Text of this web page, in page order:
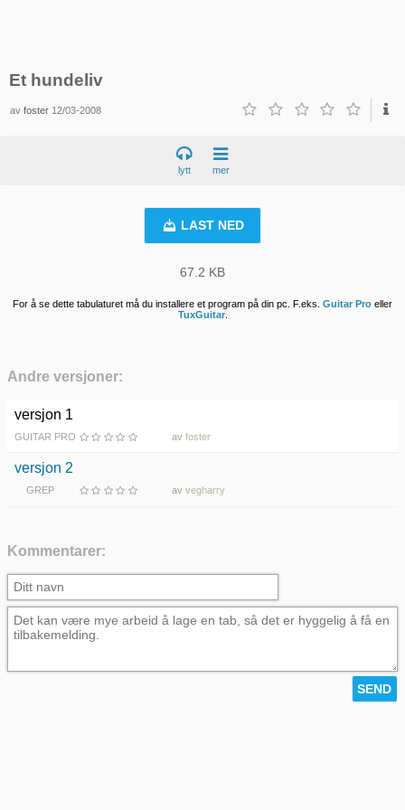
Et hundeliv
avfoster 12/03-2008
lytt mer
LAST NED
67.2 KB
For å se dette tabulaturet må du installere et program på din pc. F.eks. Guitar Pro eller
TuxGuitar.
Andre versjoner:
versjon 1
GUITAR PRO av foster
versjon 2
GREP av vegharry
Kommentarer: